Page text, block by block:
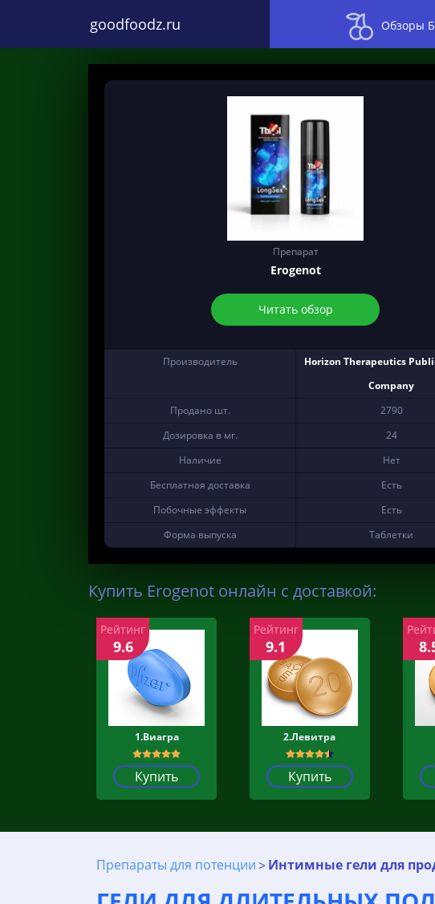
goodfoodz.ru Обзоры
Препарат
Erogenot
Читать обзор
Производитель
Horizon Therapeutics
Company
Продано шт.
2790
Дозировка в мг.
24
Наличие
Нет
Бесплатная доставка
Есть
Побочные эффекты
Есть
Форма выпуска
Таблетки
Купить Erogenot онлайн с доставкой:
1.Виагра
Купить
Рейтинг
9.6
2.Левитра
Купить
Рейтинг
9.1
Препараты для потенции Интимные гели для